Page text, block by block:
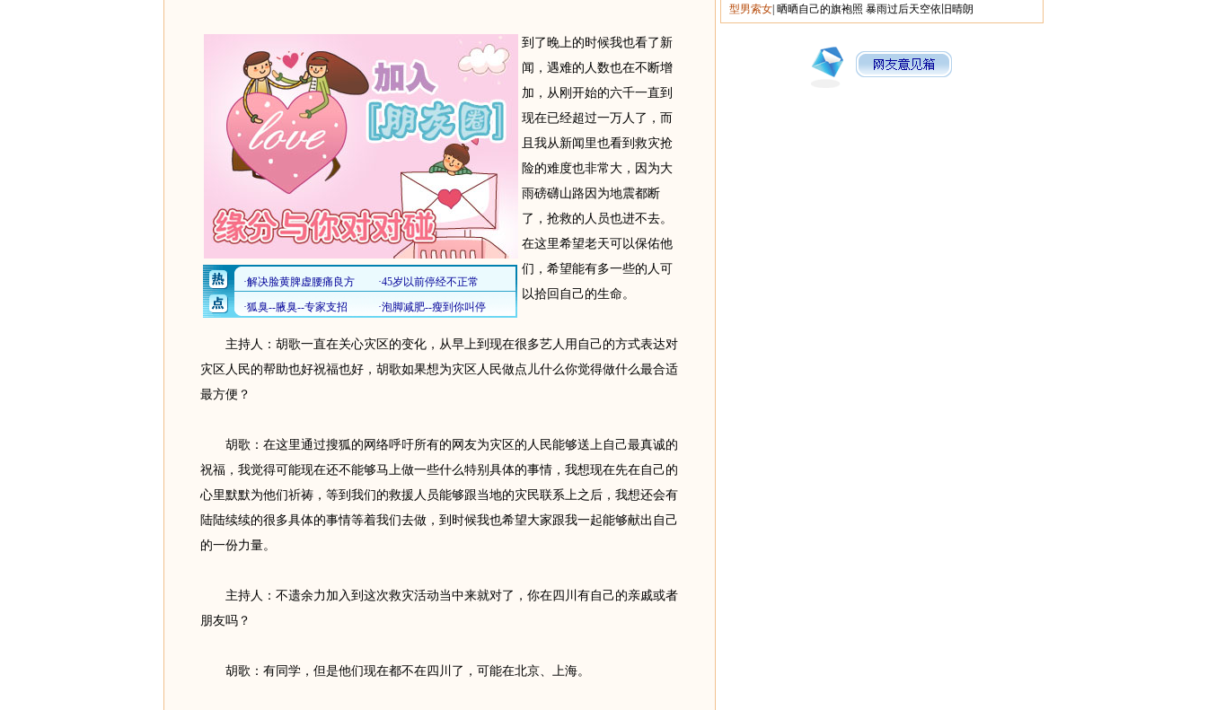
到了晚上的时候我也看了新
闻，遇难的人数也在不断增
加，从刚开始的六千一直到
现在已经超过一万人了，而
且我从新闻里也看到救灾抢
险的难度也非常大，因为大
雨磅礴山路因为地震都断
了，抢救的人员也进不去。
在这里希望老天可以保佑他
们，希望能有多一些的人可
以拾回自己的生命。
主持人：胡歌一直在关心灾区的变化，从早上到现在很多艺人用自己的方式表达对
灾区人民的帮助也好祝福也好，胡歌如果想为灾区人民做点儿什么你觉得做什么最合适
最方便？
胡歌：在这里通过搜狐的网络呼吁所有的网友为灾区的人民能够送上自己最真诚的
祝福，我觉得可能现在还不能够马上做一些什么特别具体的事情，我想现在先在自己的
心里默默为他们祈祷，等到我们的救援人员能够跟当地的灾民联系上之后，我想还会有
陆陆续续的很多具体的事情等着我们去做，到时候我也希望大家跟我一起能够献出自己
的一份力量。
主持人：不遗余力加入到这次救灾活动当中来就对了，你在四川有自己的亲戚或者
朋友吗？
胡歌：有同学，但是他们现在都不在四川了，可能在北京、上海。
型男索女 晒晒自己的旗袍照 暴雨过后天空依旧晴朗